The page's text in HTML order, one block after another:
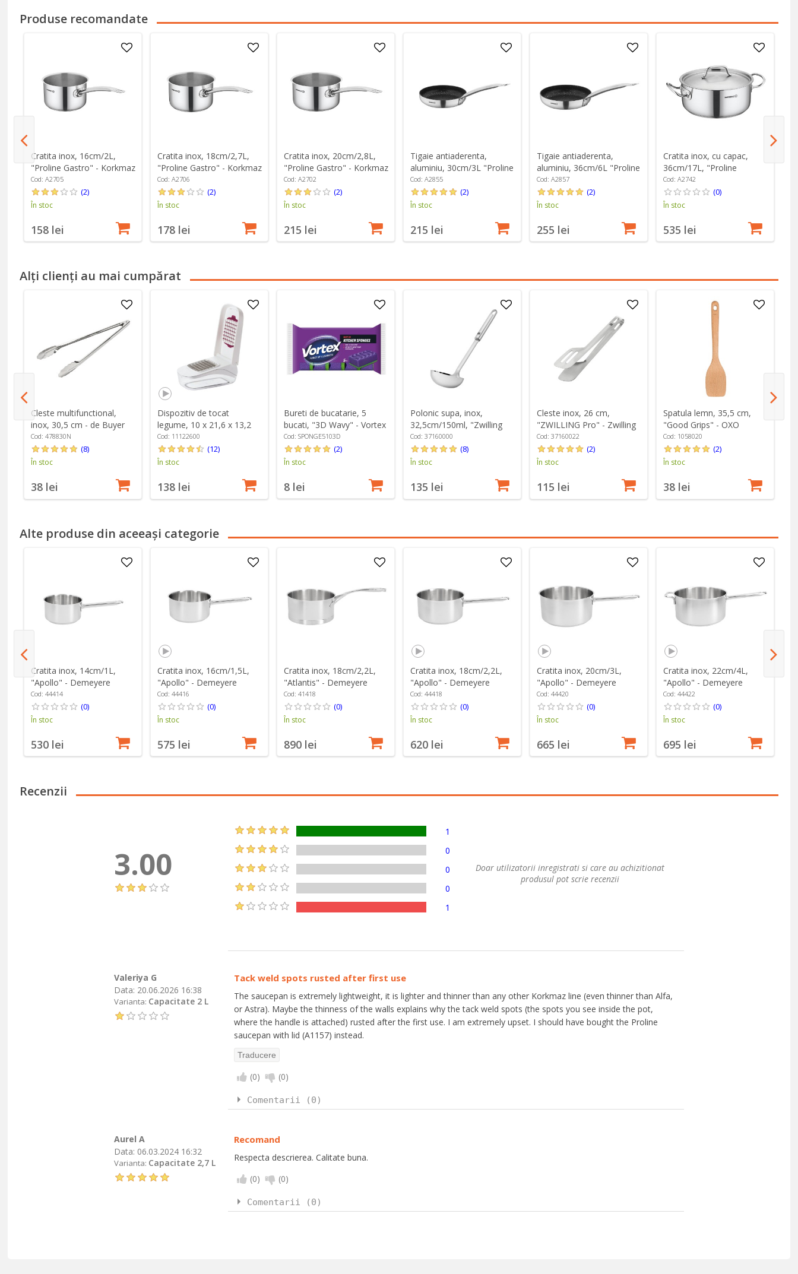
Produse recomandate
Cratita inox, 16cm/2L,
"Proline Gastro" - Korkmaz
Cod: A2705
(2)
În stoc
158 lei
Cratita inox, 18cm/2,7L,
"Proline Gastro" - Korkmaz
Cod: A2706
(2)
În stoc
178 lei
Cratita inox, 20cm/2,8L,
"Proline Gastro" - Korkmaz
Cod: A2702
(2)
În stoc
215 lei
Tigaie antiaderenta,
aluminiu, 30cm/3L "Proline
Gastro" - Korkmaz
Cod: A2855
(2)
În stoc
215 lei
Tigaie antiaderenta,
aluminiu, 36cm/6L "Proline
Gastro" - Korkmaz
Cod: A2857
(2)
În stoc
255 lei
Cratita inox, cu capac,
36cm/17L, "Proline
Gastro" - Korkmaz
Cod: A2742
(0)
În stoc
535 lei
Alți clienți au mai cumpărat
Cleste multifunctional,
inox, 30,5 cm - de Buyer
Cod: 478830N
(8)
În stoc
38 lei
Dispozitiv de tocat
legume, 10 x 21,6 x 13,2
cm, "Good Grips" - OXO
Cod: 11122600
(12)
În stoc
138 lei
Bureti de bucatarie, 5
bucati, "3D Wavy" - Vortex
Cod: SPONGE5103D
(2)
În stoc
8 lei
Polonic supa, inox,
32,5cm/150ml, "Zwilling
Pro" - Zwilling
Cod: 37160000
(8)
În stoc
135 lei
Cleste inox, 26 cm,
"ZWILLING Pro" - Zwilling
Cod: 37160022
(2)
În stoc
115 lei
Spatula lemn, 35,5 cm,
"Good Grips" - OXO
Cod: 1058020
(2)
În stoc
38 lei
Alte produse din aceeași categorie
Cratita inox, 14cm/1L,
"Apollo" - Demeyere
Cod: 44414
(0)
În stoc
530 lei
Cratita inox, 16cm/1,5L,
"Apollo" - Demeyere
Cod: 44416
(0)
În stoc
575 lei
Cratita inox, 18cm/2,2L,
"Atlantis" - Demeyere
Cod: 41418
(0)
În stoc
890 lei
Cratita inox, 18cm/2,2L,
"Apollo" - Demeyere
Cod: 44418
(0)
În stoc
620 lei
Cratita inox, 20cm/3L,
"Apollo" - Demeyere
Cod: 44420
(0)
În stoc
665 lei
Cratita inox, 22cm/4L,
"Apollo" - Demeyere
Cod: 44422
(0)
În stoc
695 lei
Recenzii
3.00
1
0
0
0
1
Doar utilizatorii inregistrati si care au achizitionat
produsul pot scrie recenzii
Valeriya G
Data: 20.06.2026 16:38
Varianta: Capacitate 2 L
Tack weld spots rusted after first use
The saucepan is extremely lightweight, it is lighter and thinner than any other Korkmaz line (even thinner than Alfa,
or Astra). Maybe the thinness of the walls explains why the tack weld spots (the spots you see inside the pot,
where the handle is attached) rusted after the first use. I am extremely upset. I should have bought the Proline
saucepan with lid (A1157) instead.
(0) (0)
Comentarii (0)
Aurel A
Data: 06.03.2024 16:32
Varianta: Capacitate 2,7 L
Recomand
Respecta descrierea. Calitate buna.
(0) (0)
Comentarii (0)